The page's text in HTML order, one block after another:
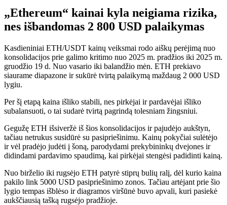
„Ethereum“ kainai kyla neigiama rizika,
nes išbandomas 2 800 USD palaikymas
Kasdieniniai ETH/USDT kainų veiksmai rodo aiškų perėjimą nuo
konsolidacijos prie galimo kritimo nuo 2025 m. pradžios iki 2025 m.
gruodžio 19 d. Nuo vasario iki balandžio mėn. ETH prekiavo
siaurame diapazone ir sukūrė tvirtą palaikymą maždaug 2 000 USD
lygiu.
Per šį etapą kaina išliko stabili, nes pirkėjai ir pardavėjai išliko
subalansuoti, o tai sudarė tvirtą pagrindą tolesniam žingsniui.
Gegužę ETH išsiveržė iš šios konsolidacijos ir pajudėjo aukštyn,
tačiau netrukus susidūrė su pasipriešinimu. Kainų pokyčiai sulėtėjo
ir vėl pradėjo judėti į šoną, parodydami prekybininkų dvejones ir
didindami pardavimo spaudimą, kai pirkėjai stengėsi padidinti kainą.
Nuo birželio iki rugsėjo ETH patyrė stiprų bulių ralį, dėl kurio kaina
pakilo link 5000 USD pasipriešinimo zonos. Tačiau artėjant prie šio
lygio tempas išblėso ir diagramos viršūnė buvo apvali, kuri pasiekė
aukščiausią tašką rugsėjo pradžioje.